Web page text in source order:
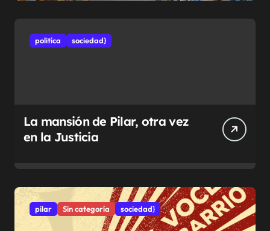
politíca sociedad}
La mansión de Pilar, otra vez
en la Justicia
pilar Sin categoría sociedad}